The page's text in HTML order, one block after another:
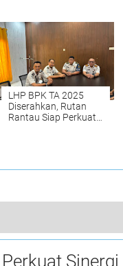
LHP BPK TA 2025
Diserahkan, Rutan
Rantau Siap Perkuat
Perkuat